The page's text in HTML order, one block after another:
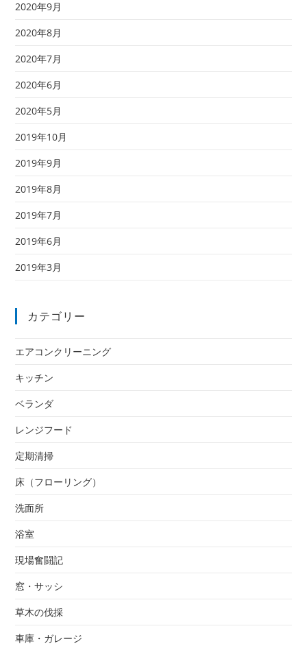
2020年9月
2020年8月
2020年7月
2020年6月
2020年5月
2019年10月
2019年9月
2019年8月
2019年7月
2019年6月
2019年3月
カテゴリー
エアコンクリーニング
キッチン
ベランダ
レンジフード
定期清掃
床（フローリング）
洗面所
浴室
現場奮闘記
窓・サッシ
草木の伐採
車庫・ガレージ